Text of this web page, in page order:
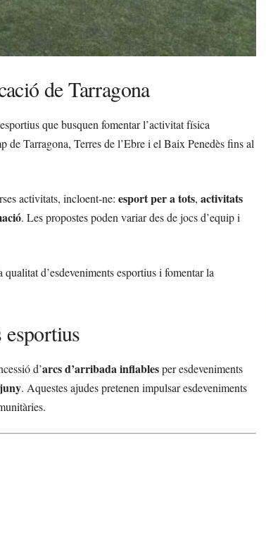
de Tarragona
que busquen fomentar l’activitat física
de Tarragona, Terres de l’Ebre i el Baix Penedès fins al
activitats, incloent-ne: esport per a tots, activitats
. Les propostes poden variar des de jocs d’equip i
d’esdeveniments esportius i fomentar la
esportius
d’arcs d’arribada inflablesper esdeveniments
. Aquestes ajudes pretenen impulsar esdeveniments